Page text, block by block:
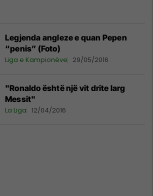
Legjenda angleze e quan Pepen
“penis” (Foto)
Liga e Kampionëve 29/05/2016
"Ronaldo është një vit drite larg
Messit"
La Liga 12/04/2016